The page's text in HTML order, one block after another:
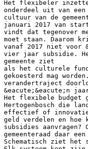
Het flexibeler
onderdeel uit van
cultuur van de
januari 2017 van start
vindt dat tegenover
moet staan. Daarom
vanaf 2017 niet voor
vier jaar subsidie.
gemeente ziet
als het culturele
gekoesterd mag
verandertraject
&eacute;&eacute;n
Het flexibele budget
Hertogenbosch die
effectief of
geld verdelen en hoe
subsidies aanvragen?
gemeenteraad daar
Schematisch ziet het